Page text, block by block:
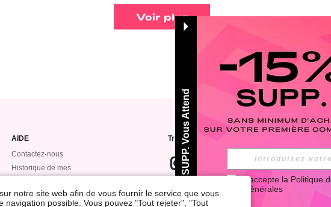
Voir plus
AIDE
Contactez-nous
Historique de mes
Points bonus
Trouvez-nous sur
Abonnez-vous à notre newsletter pour suivre
pouvez vous DÉSABONNER à tout moment).
notre site web afin de vous fournir le service que vous
possible. Vous pouvez "Tout rejeter", "Tout
-15% SUPP. Vous Attend J'accepte la Politique
Générales